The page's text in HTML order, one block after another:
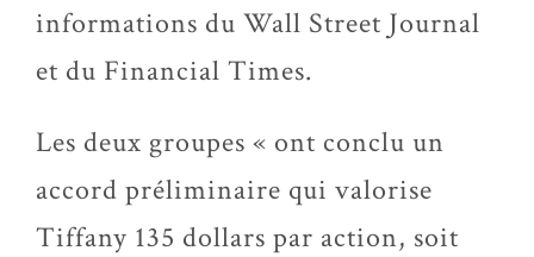
informations du Wall Street Journal
et du Financial Times.
Les deux groupes « ont conclu un
accord préliminaire qui valorise
Tiffany 135 dollars par action, soit